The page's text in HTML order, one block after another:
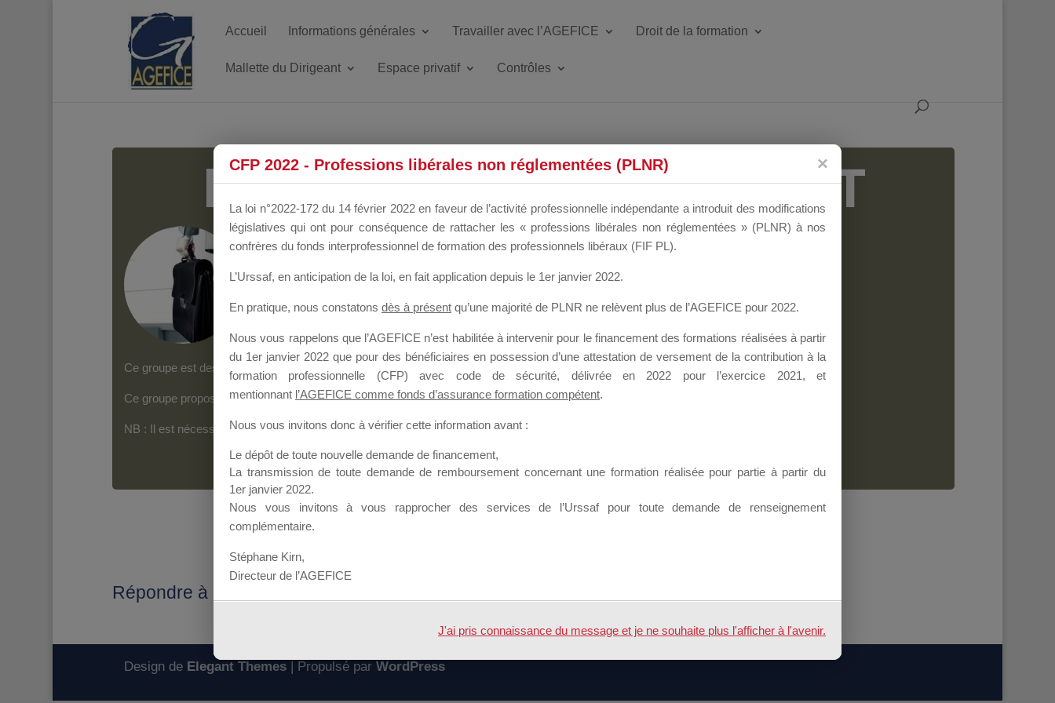
Accueil Informations générales Travailler avec l’AGEFICE Droit de la formation
Mallette du Dirigeant Espace privatif Contrôles
MALLETTE DU DIRIGEANT
Groupe Public il y a un mois
Ce groupe est destiné aux Organismes de Formation qui souhaitent répondre à l’Appel à Propositions Mallette du Dirigeant.
Ce groupe propose un forum dédié au support sur lequel il est possible de laisser un message ou poser une question.
NB : Il est nécessaire d’êtreinscrit(e)pour pouvoir rejoindre ce groupe
Répondre à : Mallette 2017
Design de Elegant Themes| Propulsé par WordPress
CFP 2022 - Professions libérales non réglementées (PLNR)
La loi n°2022-172 du 14 février 2022 en faveur de l’activité professionnelle indépendante a introduit des modifications
législatives qui ont pour conséquence de rattacher les « professions libérales non réglementées » (PLNR) à nos
confrères du fonds interprofessionnel de formation des professionnels libéraux (FIF PL).
L’Urssaf, en anticipation de la loi, en fait application depuis le 1er janvier 2022.
En pratique, nous constatons dès à présent qu’une majorité de PLNR ne relèvent plus de l’AGEFICE pour 2022.
Nous vous rappelons que l’AGEFICE n’est habilitée à intervenir pour le financement des formations réalisées à partir
du 1er janvier 2022 que pour des bénéficiaires en possession d’une attestation de versement de la contribution à la
formation professionnelle (CFP) avec code de sécurité, délivrée en 2022 pour l’exercice 2021, et
mentionnant l’AGEFICE comme fonds d’assurance formation compétent.
Nous vous invitons donc à vérifier cette information avant :
Le dépôt de toute nouvelle demande de financement,
La transmission de toute demande de remboursement concernant une formation réalisée pour partie à partir du
1er janvier 2022.
Nous vous invitons à vous rapprocher des services de l’Urssaf pour toute demande de renseignement
complémentaire.
Stéphane Kirn,
Directeur de l’AGEFICE
J'ai pris connaissance du message et je ne souhaite plus l'afficher à l'avenir.